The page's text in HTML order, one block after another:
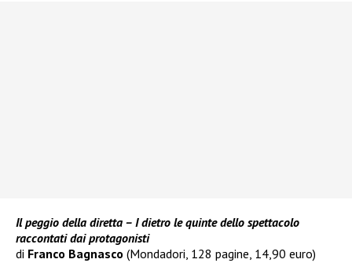
Il peggio della diretta – I dietro le quinte dello spettacolo
raccontati dai protagonisti
di Franco Bagnasco (Mondadori, 128 pagine, 14,90 euro)